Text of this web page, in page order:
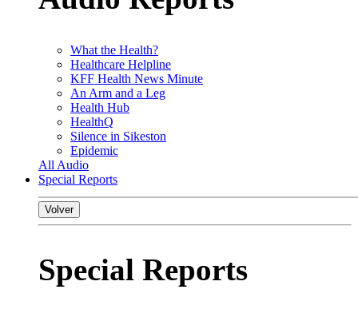
What the Health?
Healthcare Helpline
KFF Health News Minute
An Arm and a Leg
Health Hub
HealthQ
Silence in Sikeston
Epidemic
All Audio
Special Reports
Volver
Special Reports